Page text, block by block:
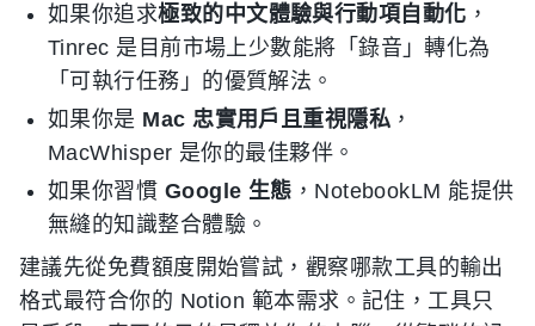
如果你追求極致的中文體驗與行動項自動化 ，
Tinrec 是目前市場上少數能將「錄音」轉化為
「可執行任務」的優質解法。
如果你是 Mac 忠實用戶且重視隱私 ，
MacWhisper 是你的最佳夥伴。
如果你習慣 Google 生態 ，NotebookLM 能提供
無縫的知識整合體驗。
建議先從免費額度開始嘗試，觀察哪款工具的輸出
格式最符合你的 Notion 範本需求。記住，工具只